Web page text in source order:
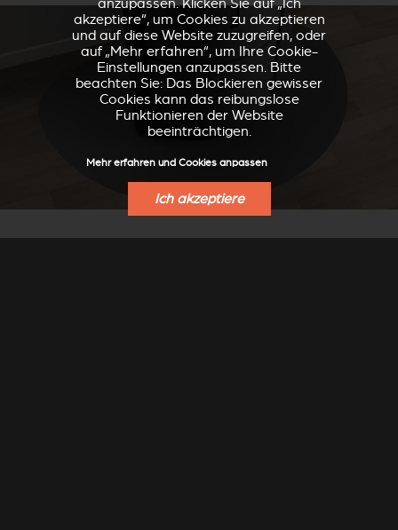
anzupassen. Klicken Sie auf „Ich
akzeptiere“, um Cookies zu akzeptieren
und auf diese Website zuzugreifen, oder
auf „Mehr erfahren“, um Ihre Cookie-
Einstellungen anzupassen. Bitte
beachten Sie: Das Blockieren gewisser
Cookies kann das reibungslose
Funktionieren der Website
beeinträchtigen.
Mehr erfahren und Cookies anpassen
Ich akzeptiere